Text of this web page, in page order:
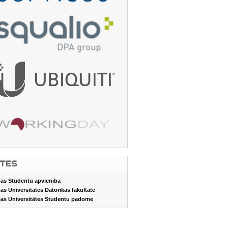
Studentu apvienība
Universitātes Datorikas fakultāte
Universitātes Studentu padome